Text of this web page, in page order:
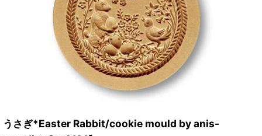
うさぎ*Easter Rabbit/cookie mould by anis-